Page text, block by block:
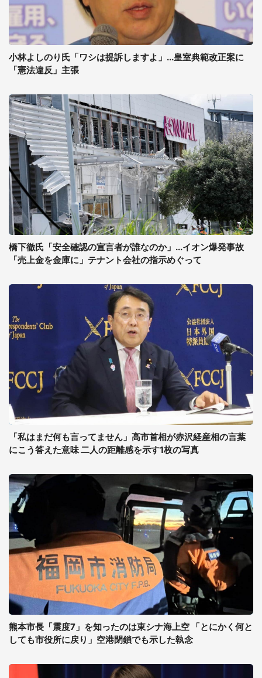
小林よしのり氏「ワシは提訴しますよ」...皇室典範改正案に
「憲法違反」主張
橋下徹氏「安全確認の宣言者が誰なのか」...イオン爆発事故
「売上金を金庫に」テナント会社の指示めぐって
「私はまだ何も言ってません」高市首相が赤沢経産相の言葉
にこう答えた意味 二人の距離感を示す1枚の写真
熊本市長「震度7」を知ったのは東シナ海上空 「とにかく何と
しても市役所に戻り」空港閉鎖でも示した執念